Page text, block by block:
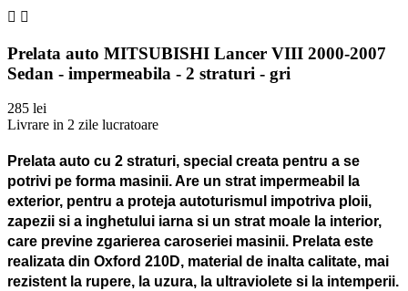
 
Prelata auto MITSUBISHI Lancer VIII 2000-2007
Sedan - impermeabila - 2 straturi - gri
285 lei
Livrare in 2 zile lucratoare
Prelata auto cu 2 straturi, special creata pentru a se
potrivi pe forma masinii. Are un strat impermeabil la
exterior, pentru a proteja autoturismul impotriva ploii,
zapezii si a inghetului iarna si un strat moale la interior,
care previne zgarierea caroseriei masinii. Prelata este
realizata din Oxford 210D, material de inalta calitate, mai
rezistent la rupere, la uzura, la ultraviolete si la intemperii.